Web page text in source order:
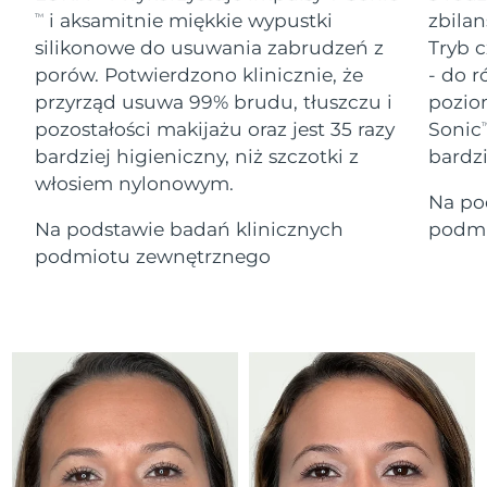
TM
i aksamitnie miękkie wypustki
silikonowe do usuwania zabrudzeń z
porów. Potwierdzono klinicznie, że
przyrząd usuwa 99% brudu, tłuszczu i
pozostałości makijażu oraz jest 35 razy
bardziej higieniczny, niż szczotki z
włosiem nylonowym.
Na podstawie badań klinicznych
podmiotu zewnętrznego
Tryb
- do
Sonic
Na
All revitalizing eye massagers
Advanced pore care essentials
Serum
For healthy hair
issa™ Teeth Whitening Gel
18% PAP
Kosmetyki Mężczyźni
Kupuj
Gibraltar
8/13/26
Grecja
Oczekiwany czas dostawy
8/9/26
SRA Hongkong
(Chiny)
Oczekiwany czas dostawy
8/10/26
Oczekiwany czas dostawy
Irlandia
Oczekiwany czas dostawy
8/9/26
Wyspa Man
Oczekiwany czas dostawy
8/11/26